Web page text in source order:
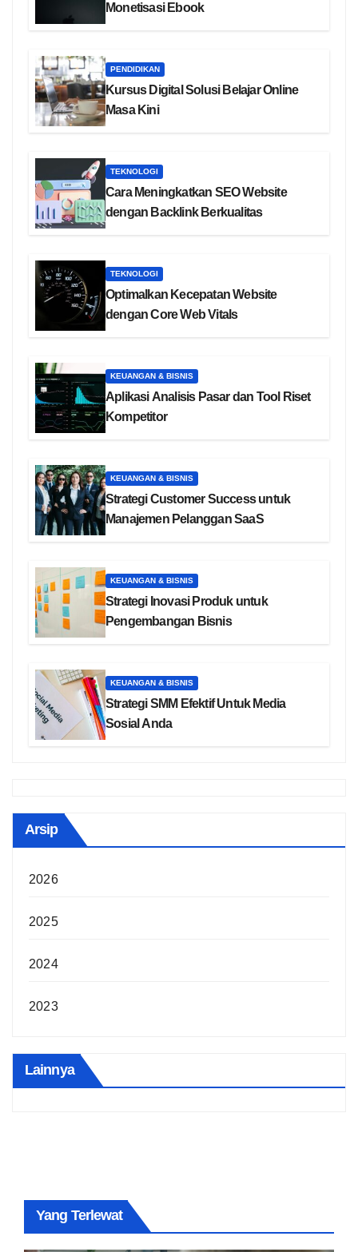
Monetisasi Ebook
PENDIDIKAN
Kursus Digital Solusi Belajar Online
Masa Kini
TEKNOLOGI
Cara Meningkatkan SEO Website
dengan Backlink Berkualitas
TEKNOLOGI
Optimalkan Kecepatan Website
dengan Core Web Vitals
KEUANGAN & BISNIS
Aplikasi Analisis Pasar dan Tool Riset
Kompetitor
KEUANGAN & BISNIS
Strategi Customer Success untuk
Manajemen Pelanggan SaaS
KEUANGAN & BISNIS
Strategi Inovasi Produk untuk
Pengembangan Bisnis
KEUANGAN & BISNIS
Strategi SMM Efektif Untuk Media
Sosial Anda
Arsip
2026
2025
2024
2023
Lainnya
Yang Terlewat